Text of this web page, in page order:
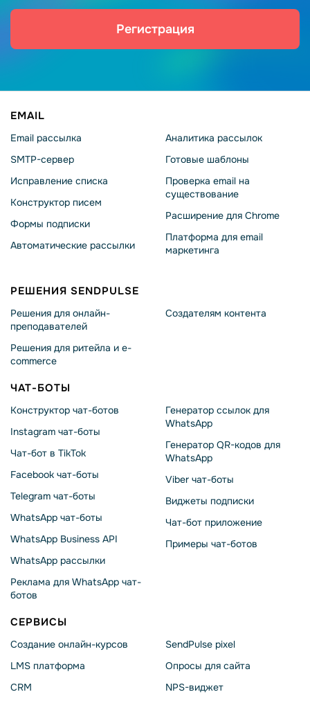
Регистрация
EMAIL
Email рассылка
SMTP-сервер
Исправление списка
Конструктор писем
Формы подписки
Автоматические рассылки
Аналитика рассылок
Готовые шаблоны
Проверка email на
существование
Расширение для Chrome
Платформа для email
маркетинга
РЕШЕНИЯ SENDPULSE
Решения для онлайн-
преподавателей
Решения для ритейла и e-
commerce
Создателям контента
ЧАТ-БОТЫ
Конструктор чат-ботов
Instagram чат-боты
Чат-бот в TikTok
Facebook чат-боты
Telegram чат-боты
WhatsApp чат-боты
WhatsApp Business API
WhatsApp рассылки
Реклама для WhatsApp чат-
ботов
Генератор ссылок для
WhatsApp
Генератор QR-кодов для
WhatsApp
Viber чат-боты
Виджеты подписки
Чат-бот приложение
Примеры чат-ботов
СЕРВИСЫ
Создание онлайн-курсов
LMS платформа
CRM
SendPulse pixel
Опросы для сайта
NPS-виджет